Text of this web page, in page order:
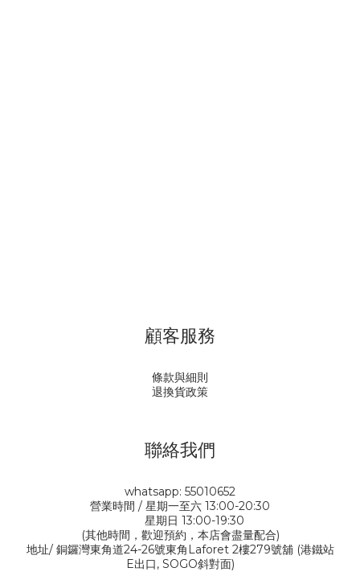
顧客服務
條款與細則
退換貨政策
聯絡我們
whatsapp: 55010652
營業時間 / 星期一至六 13:00-20:30
星期日 13:00-19:30
(其他時間，歡迎預約，本店會盡量配合)
地址/ 銅鑼灣東角道24-26號東角Laforet 2樓279號舖 (港鐵站
E出口, SOGO斜對面)